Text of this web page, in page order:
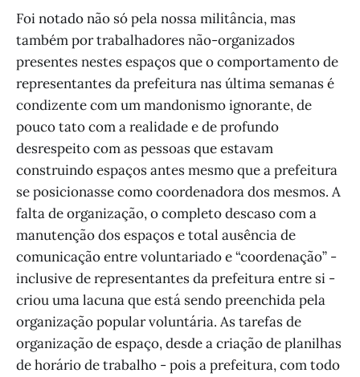
Foi notado não só pela nossa militância, mas
também por trabalhadores não-organizados
presentes nestes espaços que o comportamento de
representantes da prefeitura nas última semanas é
condizente com um mandonismo ignorante, de
pouco tato com a realidade e de profundo
desrespeito com as pessoas que estavam
construindo espaços antes mesmo que a prefeitura
se posicionasse como coordenadora dos mesmos. A
falta de organização, o completo descaso com a
manutenção dos espaços e total ausência de
comunicação entre voluntariado e “coordenação” -
inclusive de representantes da prefeitura entre si -
criou uma lacuna que está sendo preenchida pela
organização popular voluntária. As tarefas de
organização de espaço, desde a criação de planilhas
de horário de trabalho - pois a prefeitura, com todo